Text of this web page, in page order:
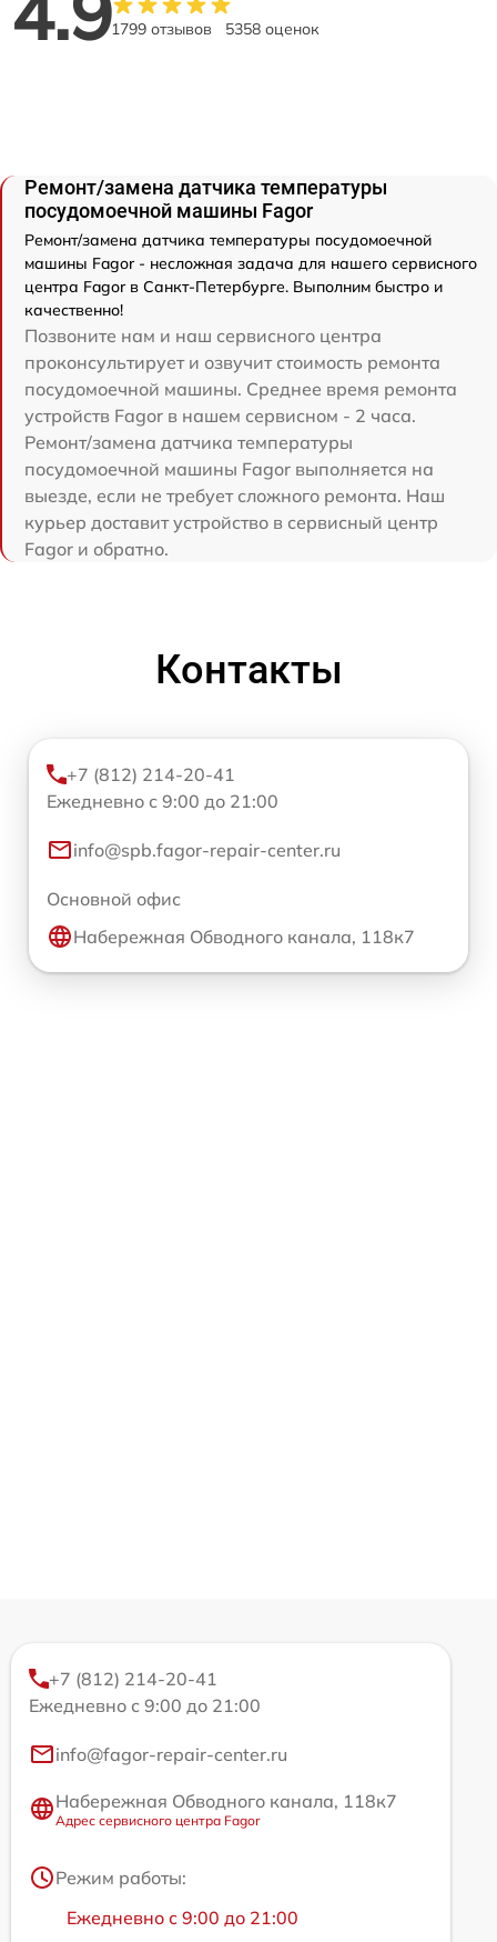
1799 отзывов 5358 оценок
Ремонт/замена датчика температуры
посудомоечной машины Fagor
Ремонт/замена датчика температуры посудомоечной
машины Fagor - несложная задача для нашего сервисного
центра Fagor в Санкт-Петербурге. Выполним быстро и
качественно!
Позвоните нам и наш сервисного центра
проконсультирует и озвучит стоимость ремонта
посудомоечной машины. Среднее время ремонта
устройств Fagor в нашем сервисном - 2 часа.
Ремонт/замена датчика температуры
посудомоечной машины Fagor выполняется на
выезде, если не требует сложного ремонта. Наш
курьер доставит устройство в сервисный центр
Fagor и обратно.
Контакты
+7 (812) 214-20-41
Ежедневно с 9:00 до 21:00
info@spb.fagor-repair-center.ru
Основной офис
Набережная Обводного канала, 118к7
+7 (812) 214-20-41
Ежедневно с 9:00 до 21:00
info@fagor-repair-center.ru
Набережная Обводного канала, 118к7
Адрес сервисного центра Fagor
Режим работы:
Ежедневно с 9:00 до 21:00